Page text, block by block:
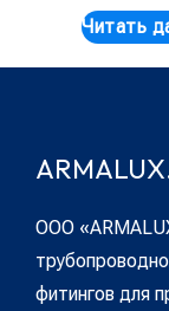
Читать
ООО
фитингов для